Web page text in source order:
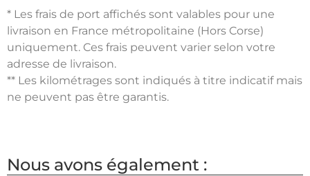
* Les frais de port affichés sont valables pour une
livraison en France métropolitaine (Hors Corse)
uniquement. Ces frais peuvent varier selon votre
adresse de livraison.
** Les kilométrages sont indiqués à titre indicatif mais
ne peuvent pas être garantis.
Nous avons également :